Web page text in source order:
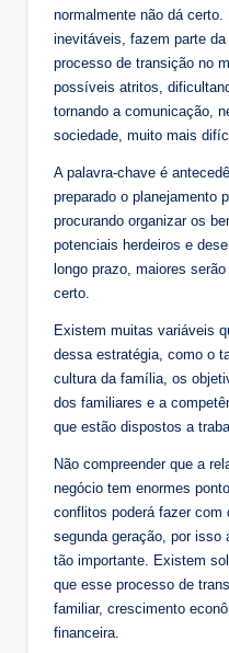
normalmente não dá
inevitáveis, fazem parte
processo de transição no
possíveis atritos,
tornando a comunicação,
sociedade, muito mais
A palavra-chave é
preparado o planejamento
procurando organizar os
potenciais herdeiros e
longo prazo, maiores
certo.
Existem muitas variáveis
dessa estratégia, como o
cultura da família, os
dos familiares e a
que estão dispostos a
Não compreender que a
negócio tem enormes
conflitos poderá fazer com
segunda geração, por isso
tão importante. Existem
que esse processo de
familiar, crescimento
financeira.